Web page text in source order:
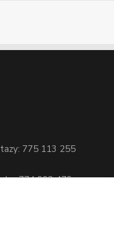
775 113 255
: 774 993 479